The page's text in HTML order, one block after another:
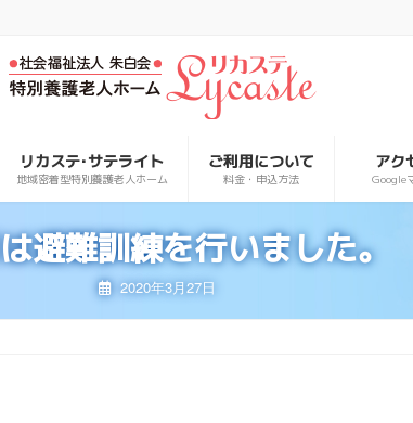
リカステ･サテライト
地域密着型特別養護老人ホーム
ご利用について
料金・申込方法
アク
Google
避難訓練を行いました。
2020年3月27日